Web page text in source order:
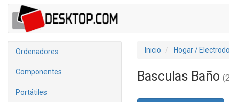
Ordenadores
Componentes
Portátiles
Inicio Hogar /
Basculas Baño